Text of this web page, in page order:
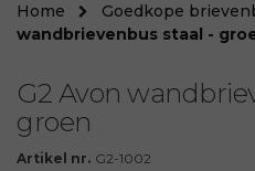
Home Goedkope
wandbrievenbus staal -
G2 Avon
groen
Artikel nr. G2-1002